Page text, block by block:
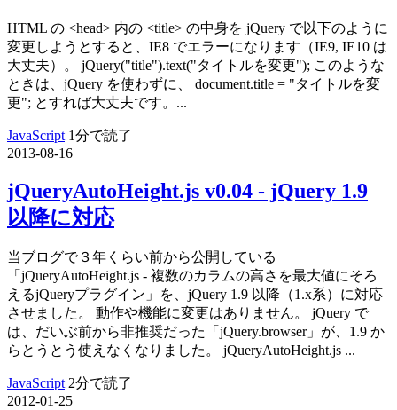
HTML の <head> 内の <title> の中身を jQuery で以下のように
変更しようとすると、IE8 でエラーになります（IE9, IE10 は
大丈夫）。 jQuery("title").text("タイトルを変更"); このような
ときは、jQuery を使わずに、 document.title = "タイトルを変
更"; とすれば大丈夫です。...
JavaScript 1分で読了
2013-08-16
jQueryAutoHeight.js v0.04 - jQuery 1.9
以降に対応
当ブログで３年くらい前から公開している
「jQueryAutoHeight.js - 複数のカラムの高さを最大値にそろ
えるjQueryプラグイン」を、jQuery 1.9 以降（1.x系）に対応
させました。 動作や機能に変更はありません。 jQuery で
は、だいぶ前から非推奨だった「jQuery.browser」が、1.9 か
らとうとう使えなくなりました。 jQueryAutoHeight.js ...
JavaScript 2分で読了
2012-01-25